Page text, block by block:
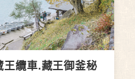
纜車.藏王御釜秘